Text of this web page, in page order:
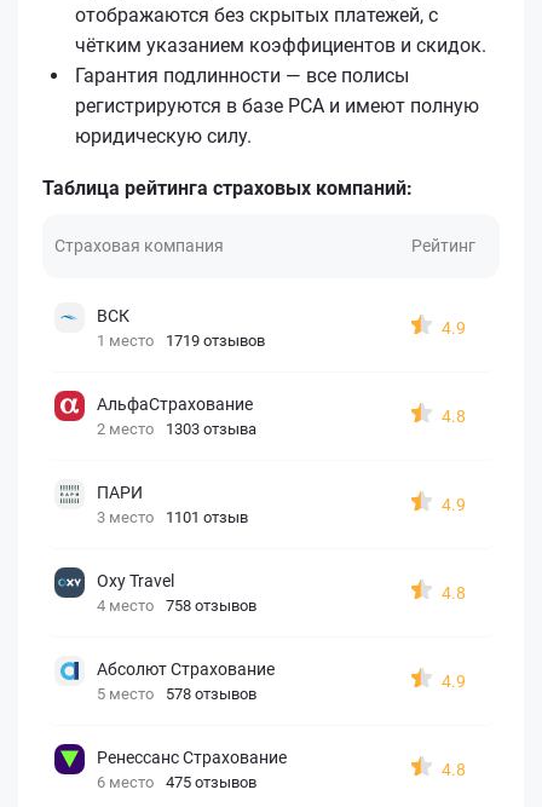
отображаются без скрытых платежей, с
чётким указанием коэффициентов и скидок.
Гарантия подлинности — все полисы
регистрируются в базе РСА и имеют полную
юридическую силу.
Таблица рейтинга страховых компаний:
Страховая компания Рейтинг
ВСК
1 место 1719 отзывов
4.9
АльфаСтрахование
2 место 1303 отзыва
4.8
ПАРИ
3 место 1101 отзыв
4.9
Oxy Travel
4 место 758 отзывов
4.8
Абсолют Страхование
5 место 578 отзывов
4.9
Ренессанс Страхование
6 место 475 отзывов
4.8